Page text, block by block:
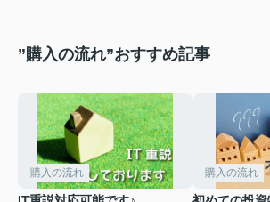
”購入の流れ”おすすめ記事
購入の流れ 購入の流れ